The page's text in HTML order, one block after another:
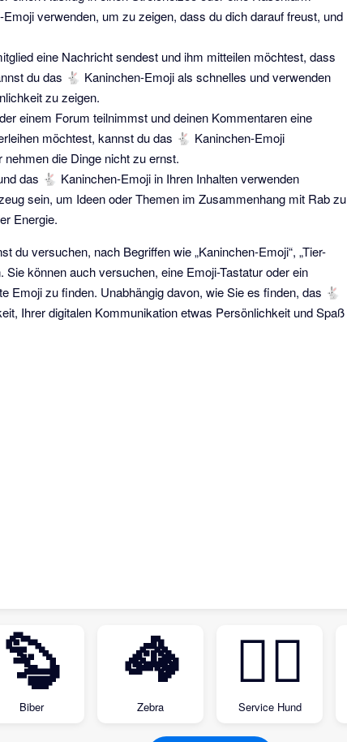
verwenden, um zu zeigen, dass du dich darauf freust, und
eine Nachricht sendest und ihm mitteilen möchtest, dass
du das 🐇 Kaninchen-Emoji als schnelles und verwenden
zu zeigen.
einem Forum teilnimmst und deinen Kommentaren eine
möchtest, kannst du das 🐇 Kaninchen-Emoji
die Dinge nicht zu ernst.
das 🐇 Kaninchen-Emoji in Ihren Inhalten verwenden
sein, um Ideen oder Themen im Zusammenhang mit Rab zu
Energie.
du versuchen, nach Begriffen wie „Kaninchen-Emoji“, „Tier-
Sie können auch versuchen, eine Emoji-Tastatur oder ein
Emoji zu finden. Unabhängig davon, wie Sie es finden, das 🐇
Ihrer digitalen Kommunikation etwas Persönlichkeit und Spaß
🦫
Biber
🦓
Zebra
🐕‍🦺
Service Hund